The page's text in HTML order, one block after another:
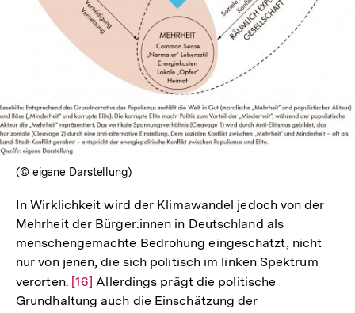
(© eigene Darstellung)
In Wirklichkeit wird der Klimawandel jedoch von der
Mehrheit der Bürger:innen in Deutschland als
menschengemachte Bedrohung eingeschätzt, nicht
nur von jenen, die sich politisch im linken Spektrum
verorten. Zur
Auflösung
[16] Allerdings prägt die politische
Grundhaltung auch die Einschätzung der